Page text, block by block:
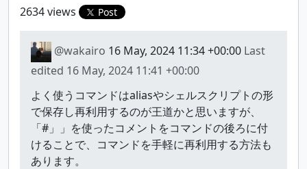
2634 views Post
@wakairo 16 May, 2024 11:34 +00:00 Last
edited 16 May, 2024 11:41 +00:00
よく使うコマンドはaliasやシェルスクリプトの形
で保存し再利用するのが王道かと思いますが、
「#」」を使ったコメントをコマンドの後ろに付
けることで、コマンドを手軽に再利用する方法も
あります。